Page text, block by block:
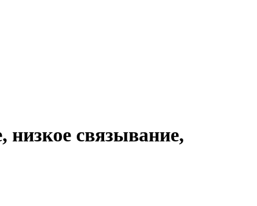
связывание,